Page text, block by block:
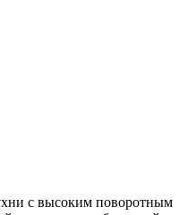
с высоким поворотным